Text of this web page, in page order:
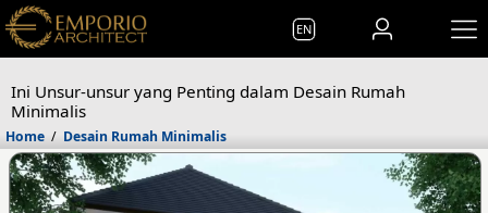
EN
Ini Unsur-unsur yang Penting dalam Desain Rumah
Minimalis
Home / Desain Rumah Minimalis